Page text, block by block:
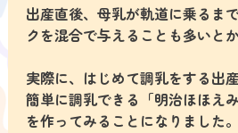
出産直後、母乳が軌道に乗るま
クを混合で与えることも多いとか
実際に、はじめて調乳をする出
簡単に調乳できる「明治ほほえ
を作ってみることになりました。